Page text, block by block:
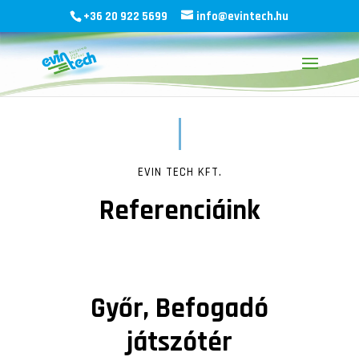
+36 20 922 5699 info@evintech.hu
EVIN TECH KFT.
Referenciáink
Győr, Befogadó
játszótér